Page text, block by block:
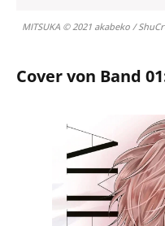
MITSUKA © 2021 akabeko /
Cover von Band